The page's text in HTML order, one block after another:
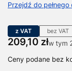
Przejdź do pełnego
z VAT bez VAT
Cena
209,10 złw tym
w tym
Ceny podane bez